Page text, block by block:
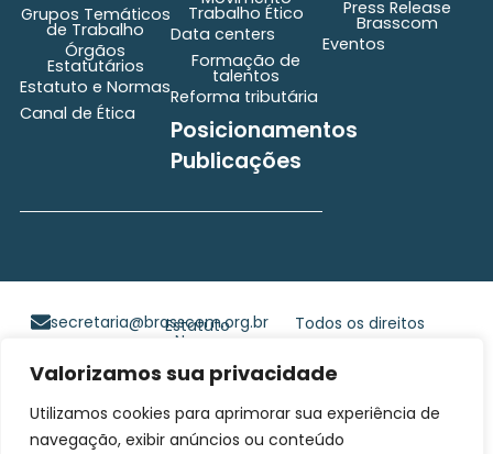
Valorizamos sua privacidade
Utilizamos cookies para aprimorar sua experiência de
navegação, exibir anúncios ou conteúdo
Grupos Temáticos
de Trabalho
Órgãos
Estatutários
Estatuto e Normas
Canal de Ética
Trabalho Ético
Data centers
Formação de
talentos
Reforma tributária
Posicionamentos
Publicações
Press Release
Brasscom
Eventos
Todos os direitos
BRASSCOM |
desenvolvido porGim
Digital
secretaria@brasscom.org.br
Estatuto
e Normas